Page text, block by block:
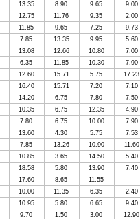
13.35 8.90 9.65
9.00
12.75 11.76 9.35
2.00
11.85 9.65 7.25
9.73
7.85 13.35 9.95
5.60
13.08 12.66 10.80
7.00
6.35 11.85 10.30
7.90
12.60 15.71 5.75
17.23
16.40 15.71 7.20
7.10
14.20 6.75 7.80
7.50
10.35 6.75 12.35
4.90
7.80 6.75 10.00
7.90
13.60 4.30 5.75
7.53
7.85 13.26 10.90
11.60
10.85 3.65 14.50
5.40
18.58 5.80 13.90
7.40
17.60 8.65
11.55
10.00 11.35 6.35
2.40
10.95 5.80 6.65
9.40
9.70 1.50 3.00
12.90